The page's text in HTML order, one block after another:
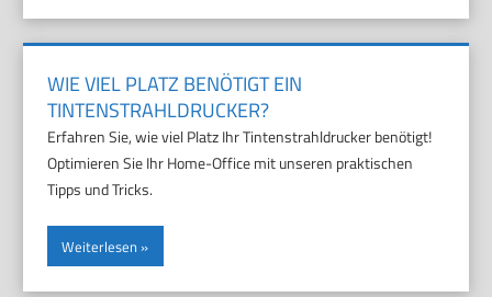
WIE VIEL PLATZ BENÖTIGT EIN
TINTENSTRAHLDRUCKER?
Erfahren Sie, wie viel Platz Ihr Tintenstrahldrucker benötigt!
Optimieren Sie Ihr Home-Office mit unseren praktischen
Tipps und Tricks.
Weiterlesen